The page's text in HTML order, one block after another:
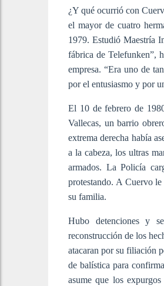
¿Y qué ocurrió con
el mayor de cuatro
1979. Estudió Maestría
fábrica de Telefunken”,
empresa. “Era uno de
por el entusiasmo y por
El 10 de febrero de
Vallecas, un barrio
extrema derecha había
a la cabeza, los ultras
armados. La Policía
protestando. A Cuervo
su familia.
Hubo detenciones y
reconstrucción de los
atacaran por su filiación
de balística para
asume que los